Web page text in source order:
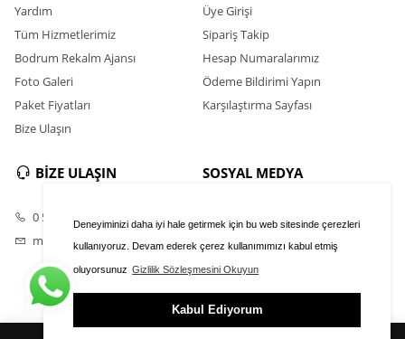
Deneyiminizi daha iyi hale getirmek için bu web sitesinde çerezleri
kullanıyoruz. Devam ederek çerez kullanımımızı kabul etmiş
oluyorsunuz Gizlilik Sözleşmesini Okuyun
Kabul Ediyorum
Yardım
Tüm Hizmetlerimiz
Bodrum Rekalm Ajansı
Foto Galeri
Paket Fiyatları
Bize Ulaşın
Üye Girişi
Sipariş Takip
Hesap Numaralarımız
Ödeme Bildirimi Yapın
Karşılaştırma Sayfası
BİZE ULAŞIN
0 531 398 33 85
milasmobilya1@gmail.com
SOSYAL MEDYA
Instagram
Youtube